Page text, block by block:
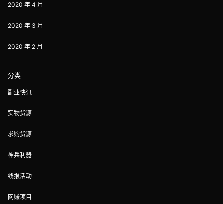
2020 年 4 月
2020 年 3 月
2020 年 2 月
分类
副业快讯
实物货源
求购货源
神兵利器
线报活动
网赚项目